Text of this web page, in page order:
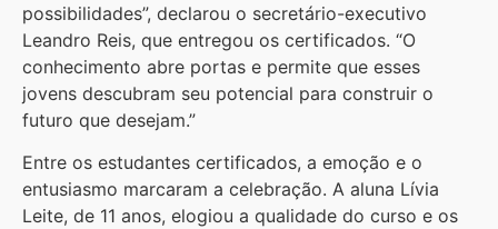
possibilidades”, declarou o secretário-executivo
Leandro Reis, que entregou os certificados. “O
conhecimento abre portas e permite que esses
jovens descubram seu potencial para construir o
futuro que desejam.”
Entre os estudantes certificados, a emoção e o
entusiasmo marcaram a celebração. A aluna Lívia
Leite, de 11 anos, elogiou a qualidade do curso e os